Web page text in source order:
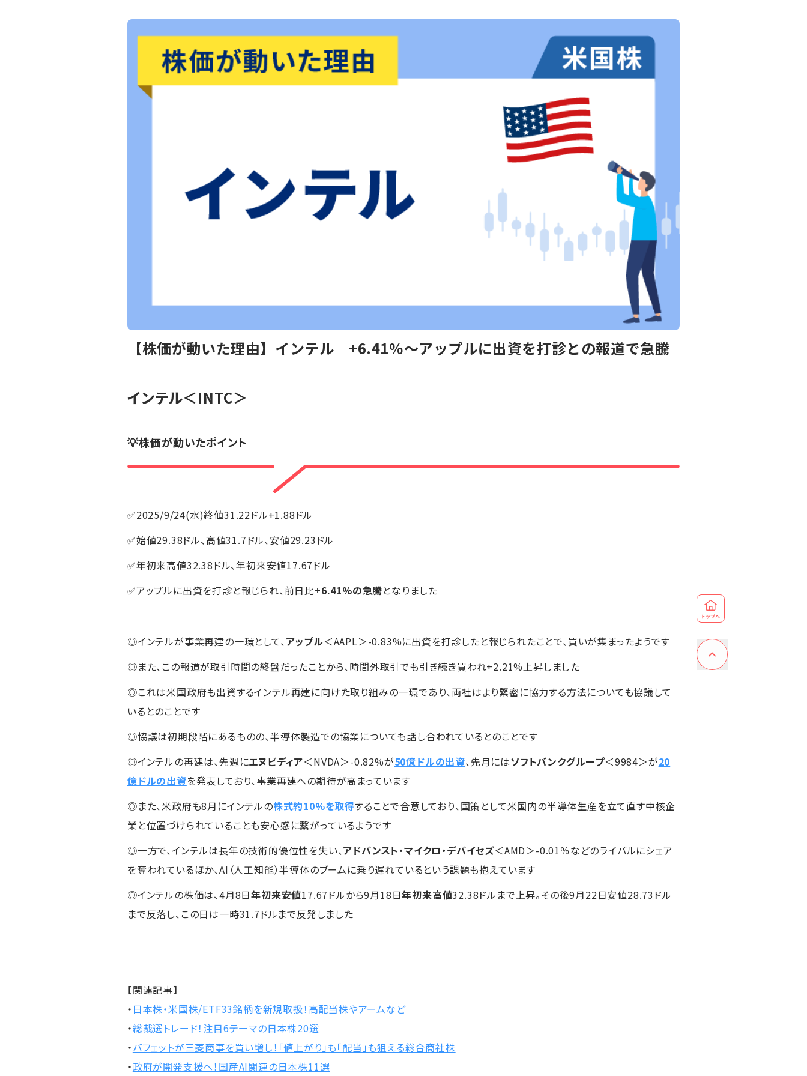
【株価が動いた理由】インテル +6.41％～アップルに出資を打診との報道で急騰
インテル＜INTC＞
💡株価が動いたポイント
✅2025/9/24(水)終値31.22ドル+1.88ドル
✅始値29.38ドル、高値31.7ドル、安値29.23ドル
✅年初来高値32.38ドル、年初来安値17.67ドル
✅アップルに出資を打診と報じられ、前日比+6.41%の急騰となりました
◎インテルが事業再建の一環として、アップル＜AAPL＞-0.83%に出資を打診したと報じられたことで、買いが集まったようです
◎また、この報道が取引時間の終盤だったことから、時間外取引でも引き続き買われ+2.21%上昇しました
◎これは米国政府も出資するインテル再建に向けた取り組みの一環であり、両社はより緊密に協力する方法についても協議して
いるとのことです
◎協議は初期段階にあるものの、半導体製造での協業についても話し合われているとのことです
◎インテルの再建は、先週にエヌビディア＜NVDA＞-0.82%が50億ドルの出資、先月にはソフトバンクグループ＜9984＞が20
億ドルの出資を発表しており、事業再建への期待が高まっています
◎また、米政府も8月にインテルの株式約10%を取得することで合意しており、国策として米国内の半導体生産を立て直す中核企
業と位置づけられていることも安心感に繋がっているようです
◎一方で、インテルは長年の技術的優位性を失い、アドバンスト・マイクロ・デバイセズ＜AMD＞-0.01％などのライバルにシェア
を奪われているほか、AI（人工知能）半導体のブームに乗り遅れているという課題も抱えています
◎インテルの株価は、4月8日年初来安値17.67ドルから9月18日年初来高値32.38ドルまで上昇。その後9月22日安値28.73ドル
まで反落し、この日は一時31.7ドルまで反発しました
【関連記事】
・ 日本株・米国株/ETF33銘柄を新規取扱！高配当株やアームなど
・総裁選トレード！注目6テーマの日本株20選
・バフェットが三菱商事を買い増し！「値上がり」も「配当」も狙える総合商社株
・政府が開発支援へ！国産AI関連の日本株11選